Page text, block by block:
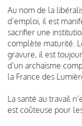
Au nom de la
d’emploi, il est
sacrifier une
complète maturité.
gravure, il est
d’un archaïsme
la France des
La santé au travail
est coûteuse pour